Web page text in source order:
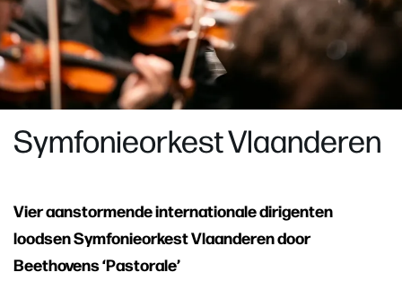
Symfonieorkest Vlaanderen
Vier aanstormende internationale dirigenten
loodsen Symfonieorkest Vlaanderen door
Beethovens ‘Pastorale’